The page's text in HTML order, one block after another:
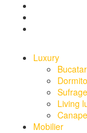
Luxury
Living
Mobilier